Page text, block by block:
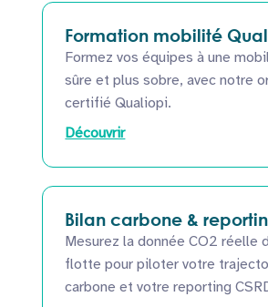
Formation mobilité
Formez vos équipes à une
sûre et plus sobre, avec notre
certifié Qualiopi.
Découvrir
Bilan carbone &
Mesurez la donnée CO2 réelle
flotte pour piloter votre
carbone et votre reporting